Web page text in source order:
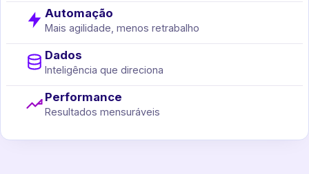
Automação
Mais agilidade, menos retrabalho
Dados
Inteligência que direciona
Performance
Resultados mensuráveis